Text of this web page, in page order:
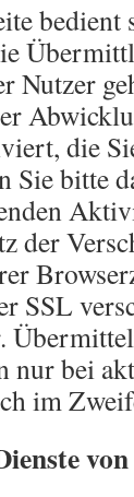
Nutzer
die
Sie bitte
der
SSL
nur bei
im